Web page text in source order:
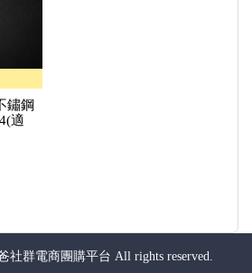
鏽鋼
適
社群電商團購平台 All rights reserved.